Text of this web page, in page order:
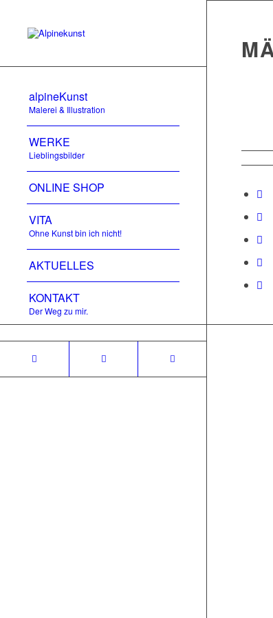
alpineKunst
Malerei & Illustration
WERKE
Lieblingsbilder
ONLINE SHOP
VITA
Ohne Kunst bin ich nicht!
AKTUELLES
KONTAKT
Der Weg zu mir.